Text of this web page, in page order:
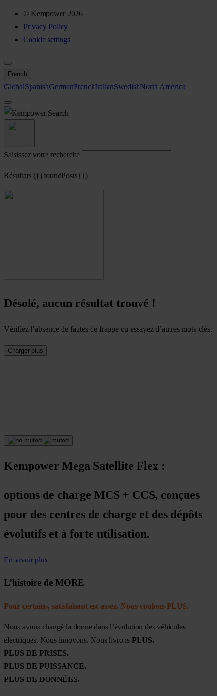
© Kempower 2026
Privacy Policy
Cookie settings
French
GlobalSpanishGermanFrenchItalianSwedishNorth America
Search
Saisissez votre recherche
Résultats ({{foundPosts}})
Désolé, aucun résultat trouvé !
Vérifiez l’absence de fautes de frappe ou essayez d’autres mots-clés.
Charger plus
Kempower Mega Satellite Flex :
options de charge MCS + CCS, conçues
pour des centres de charge et des dépôts
évolutifs et à forte utilisation.
En savoir plus
L’histoire de MORE
Pour certains, satisfaisant est assez. Nous voulons PLUS.
Nous avons changé la donne dans l’évolution des véhicules
électriques. Nous innovons. Nous livrons PLUS.
PLUS DE PRISES.
PLUS DE PUISSANCE.
PLUS DE DONNÉES.